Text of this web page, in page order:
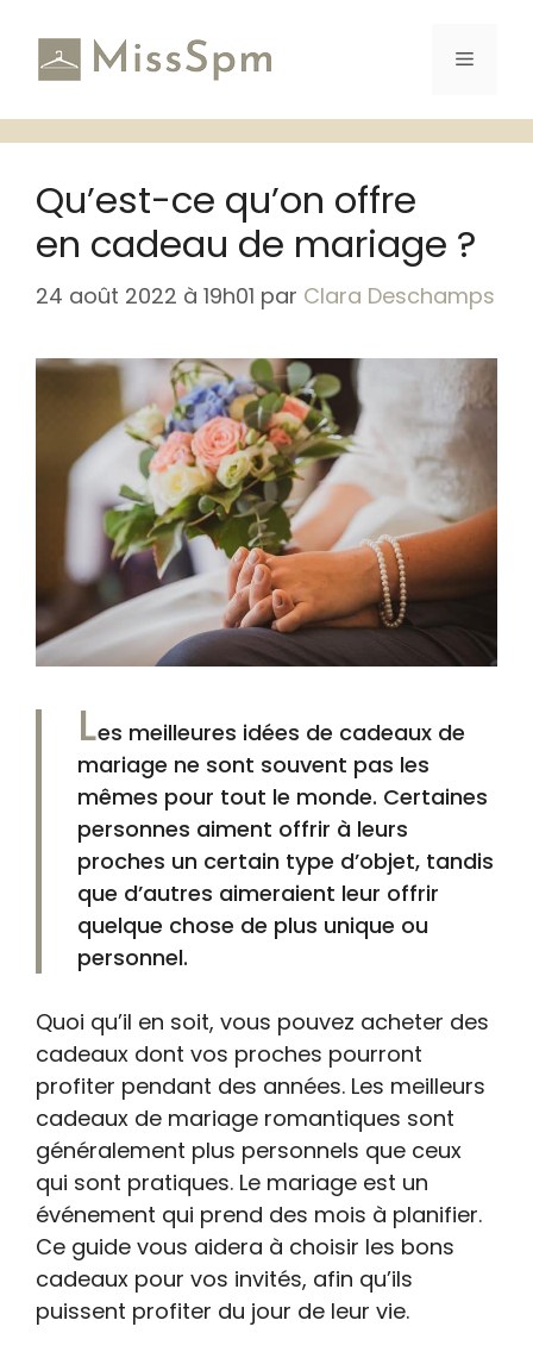
contenu
Menu
Qu’est-ce qu’on offre
en cadeau de mariage ?
24 août 2022 à 19h01 par Clara Deschamps
Les meilleures idées de cadeaux de
mariage ne sont souvent pas les
mêmes pour tout le monde. Certaines
personnes aiment offrir à leurs
proches un certain type d’objet, tandis
que d’autres aimeraient leur offrir
quelque chose de plus unique ou
personnel.
Quoi qu’il en soit, vous pouvez acheter des
cadeaux dont vos proches pourront
profiter pendant des années. Les meilleurs
cadeaux de mariage romantiques sont
généralement plus personnels que ceux
qui sont pratiques. Le mariage est un
événement qui prend des mois à planifier.
Ce guide vous aidera à choisir les bons
cadeaux pour vos invités, afin qu’ils
puissent profiter du jour de leur vie.